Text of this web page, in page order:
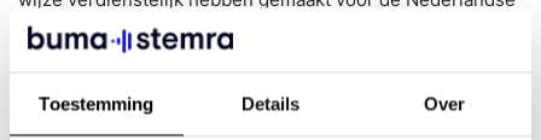
Toestemming Details Over
muziek.